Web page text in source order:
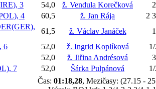
3
54,0 ž. Vendula Korečková 2
4
60,5 ž. Jan Rája 2
61,5 ž. Václav Janáček 1
6
52,0 ž. Ingrid Koplíková
52,0
ž. Jiřina Andrésová 3
7
52,0 Šárka Pulpánová
Čas: 01:18,28, Mezičasy: (27.15 -